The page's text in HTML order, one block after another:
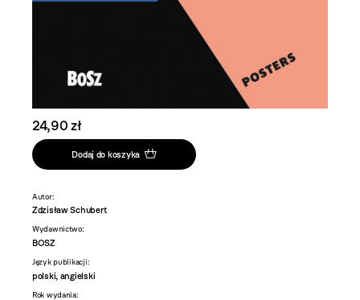
24,90 zł
Dodaj do koszyka
Autor:
Zdzisław Schubert
Wydawnictwo:
BOSZ
Język publikacji:
polski, angielski
Rok wydania: